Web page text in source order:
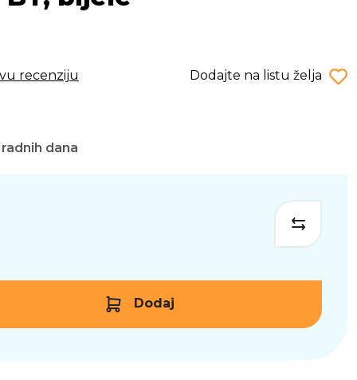
recenziju
Dodajte na listu želja
dana
Dodaj